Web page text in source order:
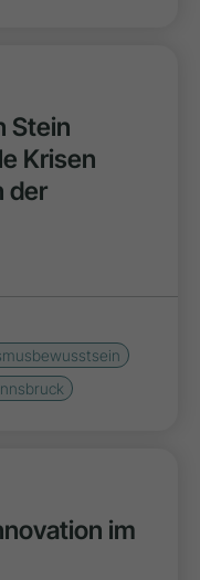
Stein
Krisen
der
im